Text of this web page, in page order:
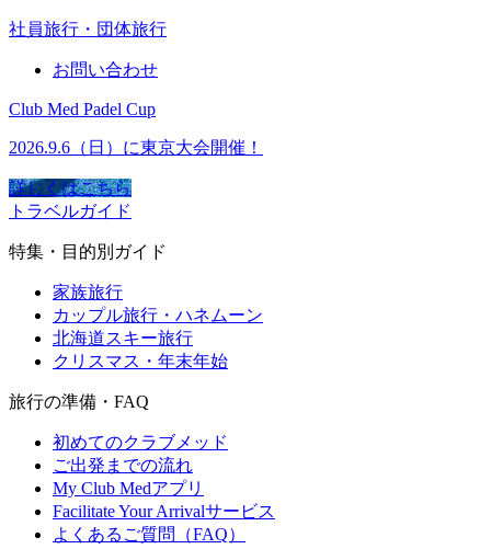
社員旅行・団体旅行
お問い合わせ
Club Med Padel Cup
2026.9.6（日）に東京大会開催！
詳しくはこちら
トラベルガイド
特集・目的別ガイド
家族旅行
カップル旅行・ハネムーン
北海道スキー旅行
クリスマス・年末年始
旅行の準備・FAQ
初めてのクラブメッド
ご出発までの流れ
My Club Medアプリ
Facilitate Your Arrivalサービス
よくあるご質問（FAQ）